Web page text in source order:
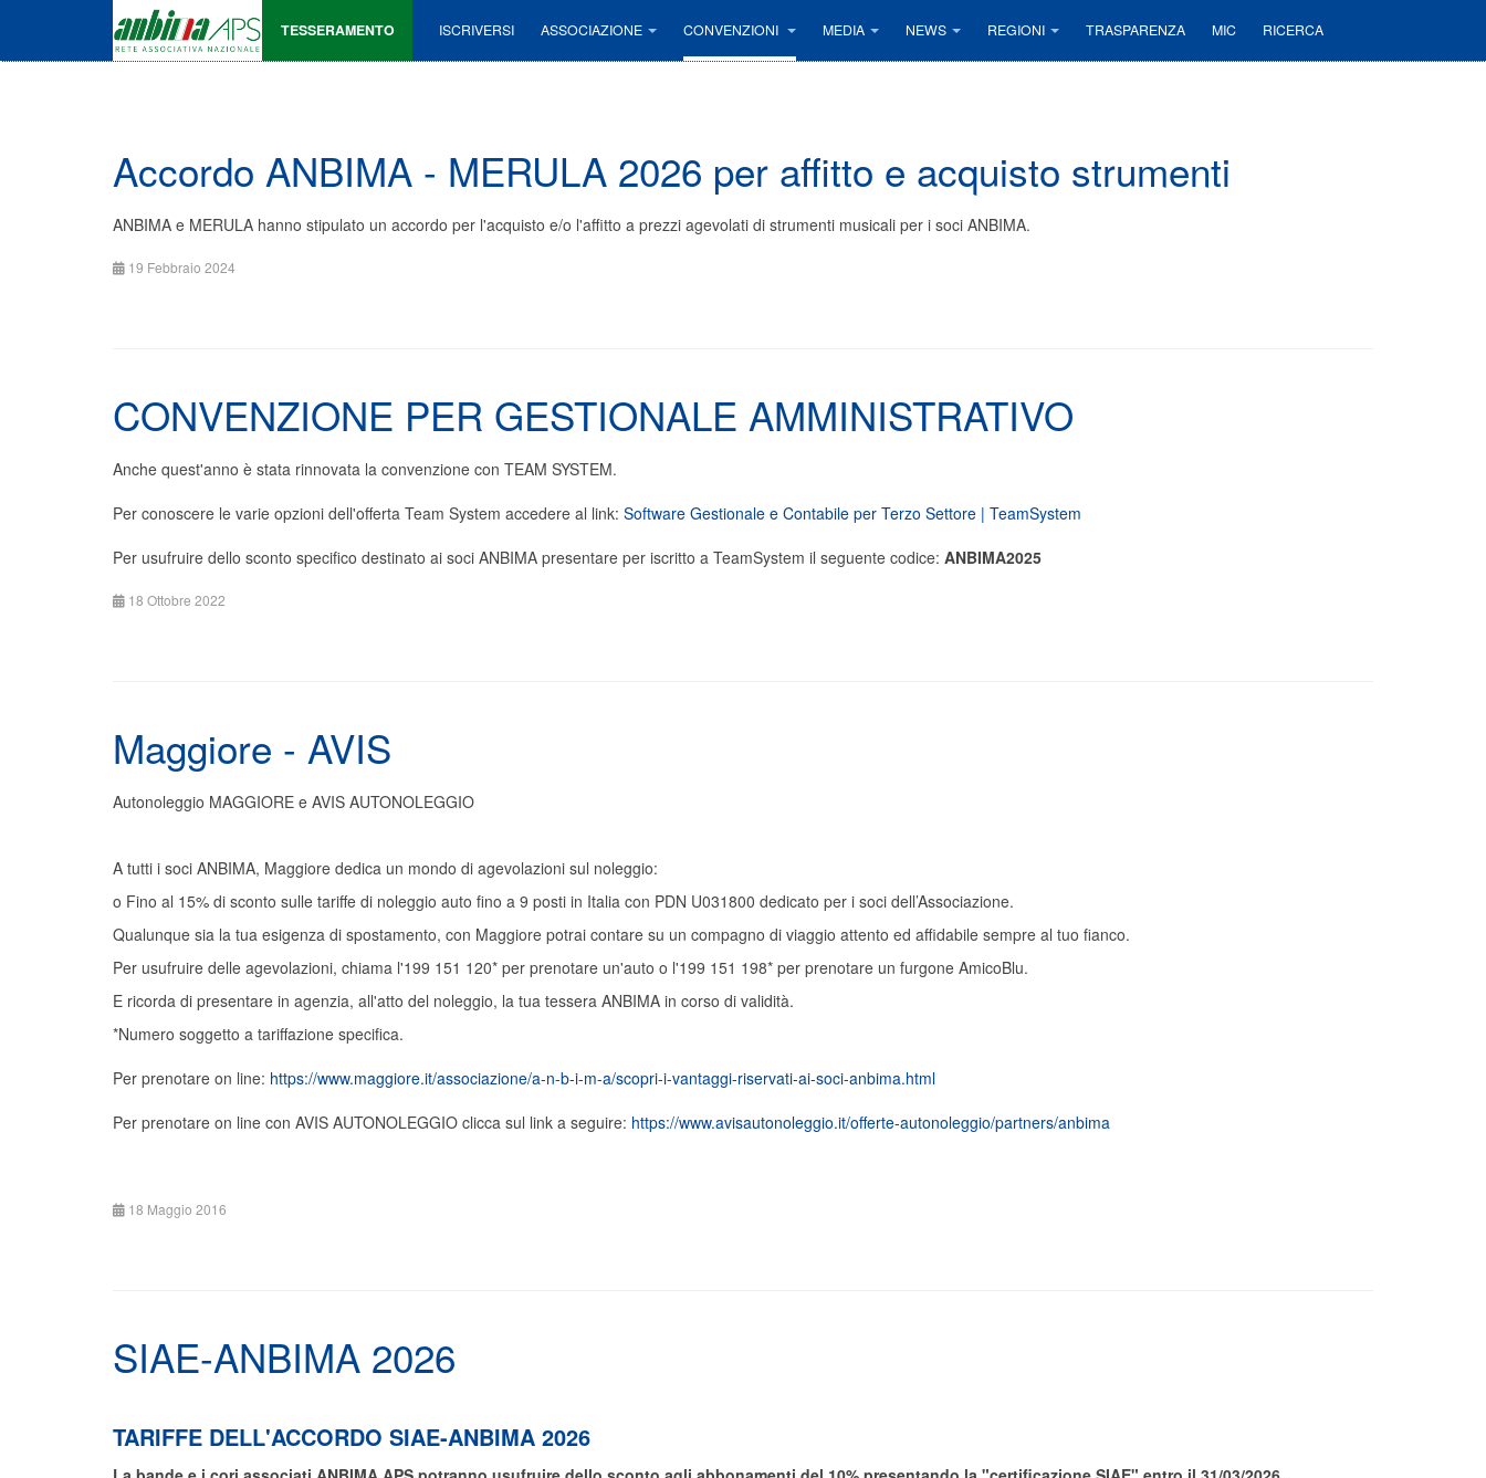
TESSERAMENTO ISCRIVERSI ASSOCIAZIONE CONVENZIONI MEDIA NEWS REGIONI TRASPARENZA MIC RICERCA
Accordo ANBIMA - MERULA 2026 per affitto e acquisto strumenti
ANBIMA e MERULA hanno stipulato un accordo per l'acquisto e/o l'affitto a prezzi agevolati di strumenti musicali per i soci ANBIMA.
19 Febbraio 2024
CONVENZIONE PER GESTIONALE AMMINISTRATIVO
Anche quest'anno è stata rinnovata la convenzione con TEAM SYSTEM.
Per conoscere le varie opzioni dell'offerta Team System accedere al link: Software Gestionale e Contabile per Terzo Settore | TeamSystem
Per usufruire dello sconto specifico destinato ai soci ANBIMA presentare per iscritto a TeamSystem il seguente codice: ANBIMA2025
18 Ottobre 2022
Maggiore - AVIS
Autonoleggio MAGGIORE e AVIS AUTONOLEGGIO
A tutti i soci ANBIMA, Maggiore dedica un mondo di agevolazioni sul noleggio:
o Fino al 15% di sconto sulle tariffe di noleggio auto fino a 9 posti in Italia con PDN U031800 dedicato per i soci dell’Associazione.
Qualunque sia la tua esigenza di spostamento, con Maggiore potrai contare su un compagno di viaggio attento ed affidabile sempre al tuo fianco.
Per usufruire delle agevolazioni, chiama l'199 151 120* per prenotare un'auto o l'199 151 198* per prenotare un furgone AmicoBlu.
E ricorda di presentare in agenzia, all'atto del noleggio, la tua tessera ANBIMA in corso di validità.
*Numero soggetto a tariffazione specifica.
Per prenotare on line: https://www.maggiore.it/associazione/a-n-b-i-m-a/scopri-i-vantaggi-riservati-ai-soci-anbima.html
Per prenotare on line con AVIS AUTONOLEGGIO clicca sul link a seguire: https://www.avisautonoleggio.it/offerte-autonoleggio/partners/anbima
18 Maggio 2016
SIAE-ANBIMA 2026
TARIFFE DELL'ACCORDO SIAE-ANBIMA 2026